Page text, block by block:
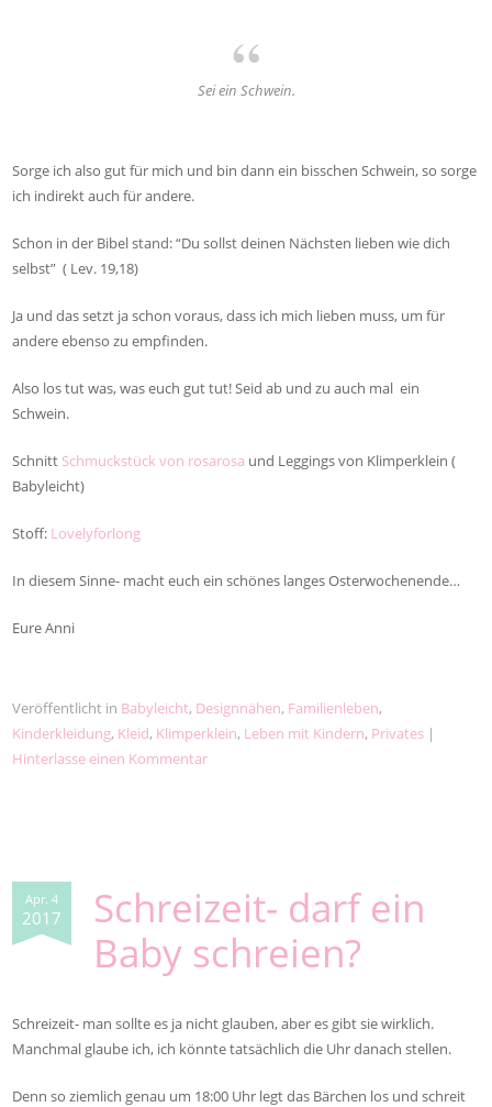
Sei ein Schwein.
Sorge ich also gut für mich und bin dann ein bisschen Schwein, so sorge
ich indirekt auch für andere.
Schon in der Bibel stand: “Du sollst deinen Nächsten lieben wie dich
selbst” ( Lev. 19,18)
Ja und das setzt ja schon voraus, dass ich mich lieben muss, um für
andere ebenso zu empfinden.
Also los tut was, was euch gut tut! Seid ab und zu auch mal ein
Schwein.
Schnitt Schmuckstück von rosarosa und Leggings von Klimperklein (
Babyleicht)
Stoff: Lovelyforlong
In diesem Sinne- macht euch ein schönes langes Osterwochenende…
Eure Anni
Veröffentlicht in Babyleicht, Designnähen, Familienleben,
Kinderkleidung, Kleid, Klimperklein, Leben mit Kindern, Privates |
Hinterlasse einen Kommentar
Apr. 4
2017
Schreizeit- darf ein
Baby schreien?
Schreizeit- man sollte es ja nicht glauben, aber es gibt sie wirklich.
Manchmal glaube ich, ich könnte tatsächlich die Uhr danach stellen.
Denn so ziemlich genau um 18:00 Uhr legt das Bärchen los und schreit